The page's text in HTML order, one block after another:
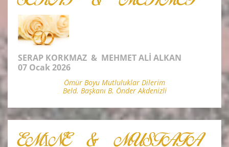
SERAP KORKMAZ & MEHMET ALİ ALKAN
07 Ocak 2026
Ömür Boyu Mutluluklar Dilerim
Beld. Başkanı B. Önder Akdenizli
EMİNE & MUSTAFA